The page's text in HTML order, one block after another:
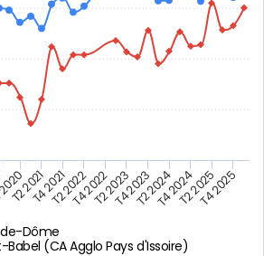
Dôme
Babel (CA Agglo Pays d'Issoire)
T2 2021T4 2021T2 2022T4 2022T2 2023T4 2023T2 2024T4 2024T2 2025T4 2025